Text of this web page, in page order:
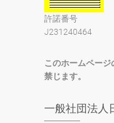
許諾番号
J231240464
このホームペー
禁じます。
一般社団法人